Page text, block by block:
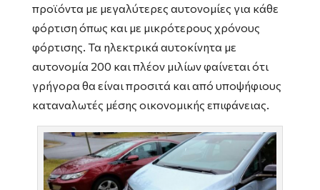
προϊόντα με μεγαλύτερες αυτονομίες για κάθε
φόρτιση όπως και με μικρότερους χρόνους
φόρτισης. Τα ηλεκτρικά αυτοκίνητα με
αυτονομία 200 και πλέον μιλίων φαίνεται ότι
γρήγορα θα είναι προσιτά και από υποψήφιους
καταναλωτές μέσης οικονομικής επιφάνειας.